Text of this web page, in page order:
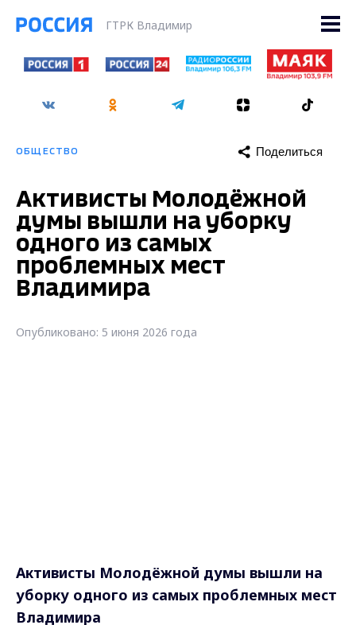
ГТРК Владимир
ОБЩЕСТВО Поделиться
Активисты Молодёжной
думы вышли на уборку
одного из самых
проблемных мест
Владимира
Опубликовано: 5 июня 2026 года
Активисты Молодёжной думы вышли на
уборку одного из самых проблемных мест
Владимира